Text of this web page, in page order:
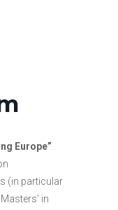
Europe”
(in particular
in